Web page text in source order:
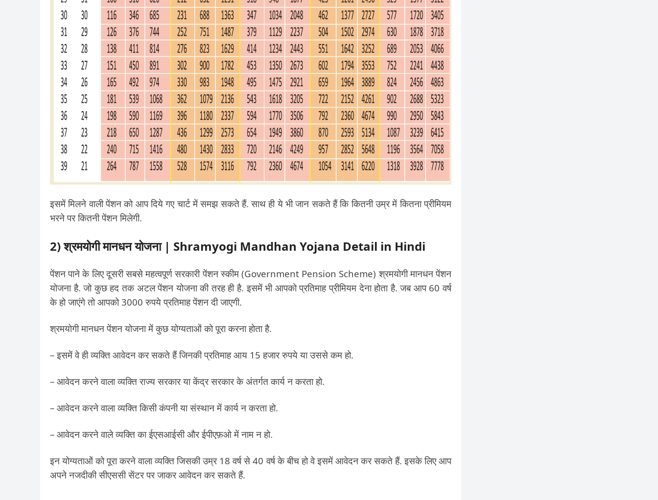
इसमें मिलने वाली पेंशन को आप दिये गए चार्ट में समझ सकते हैं. साथ ही ये भी जान सकते हैं कि कितनी उम्र में कितना प्रीमियम
भरने पर कितनी पेंशन मिलेगी.
2) श्रमयोगी मानधन योजना | Shramyogi Mandhan Yojana Detail in Hindi
पेंशन पाने के लिए दूसरी सबसे महत्वपूर्ण सरकारी पेंशन स्कीम (Government Pension Scheme) श्रमयोगी मानधन पेंशन
योजना है. जो कुछ हद तक अटल पेंशन योजना की तरह ही है. इसमें भी आपको प्रतिमाह प्रीमियम देना होता है. जब आप 60 वर्ष
के हो जाएंगे तो आपको 3000 रुपये प्रतिमाह पेंशन दी जाएगी.
श्रमयोगी मानधन पेंशन योजना में कुछ योग्यताओं को पूरा करना होता है.
– इसमें वे ही व्यक्ति आवेदन कर सकते हैं जिनकी प्रतिमाह आय 15 हजार रुपये या उससे कम हो.
– आवेदन करने वाला व्यक्ति राज्य सरकार या केंद्र सरकार के अंतर्गत कार्य न करता हो.
– आवेदन करने वाला व्यक्ति किसी कंपनी या संस्थान में कार्य न करता हो.
– आवेदन करने वाले व्यक्ति का ईएसआईसी और ईपीएफ़ओ में नाम न हो.
इन योग्यताओं को पूरा करने वाला व्यक्ति जिसकी उम्र 18 वर्ष से 40 वर्ष के बीच हो वे इसमें आवेदन कर सकते हैं. इसके लिए आप
अपने नजदीकी सीएससी सेंटर पर जाकर आवेदन कर सकते हैं.